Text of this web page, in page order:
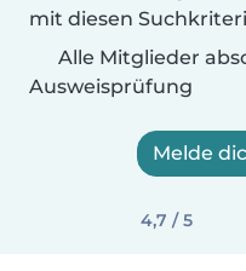
mit diesen
Alle Mitglieder
Ausweisprüfung
Melde
4,7 / 5